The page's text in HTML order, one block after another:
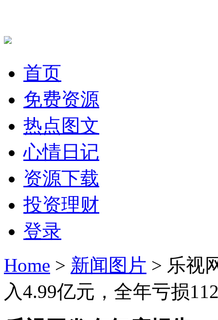
首页
免费资源
热点图文
心情日记
资源下载
投资理财
登录
Home > 新闻图片 > 乐视
入4.99亿元，全年亏损